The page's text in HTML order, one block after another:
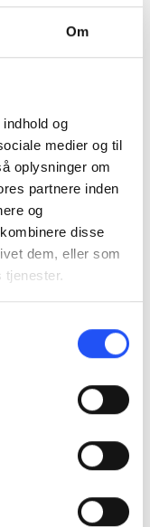
Om
og
medier og til
oplysninger om
partnere inden
og
disse
dem, eller som
tjenester.
annoncer,
den enkelte
for udgivere
af
til at
3 mdr.
3 mdr.